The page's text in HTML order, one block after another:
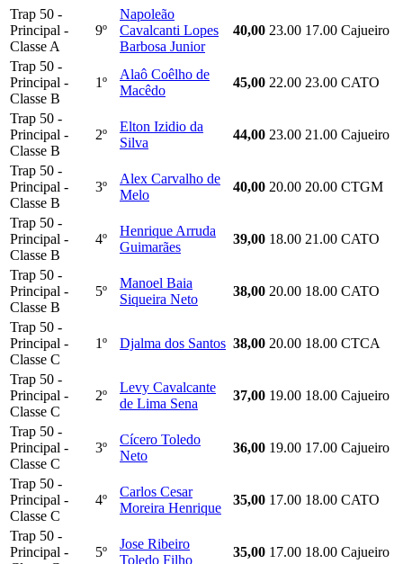
Trap 50 -
Principal -
Classe A
9º
Napoleão
Cavalcanti Lopes
Barbosa Junior
40,00 23.00 17.00 Cajueiro
Trap 50 -
Principal -
Classe B
1º
Alaô Coêlho de
Macêdo
45,00 22.00 23.00 CATO
Trap 50 -
Principal -
Classe B
2º
Elton Izidio da
Silva
44,00 23.00 21.00 Cajueiro
Trap 50 -
Principal -
Classe B
3º
Alex Carvalho de
Melo
40,00 20.00 20.00 CTGM
Trap 50 -
Principal -
Classe B
4º
Henrique Arruda
Guimarães
39,00 18.00 21.00 CATO
Trap 50 -
Principal -
Classe B
5º
Manoel Baia
Siqueira Neto
38,00 20.00 18.00 CATO
Trap 50 -
Principal -
Classe C
1º Djalma dos Santos 38,00 20.00 18.00 CTCA
Trap 50 -
Principal -
Classe C
2º
Levy Cavalcante
de Lima Sena
37,00 19.00 18.00 Cajueiro
Trap 50 -
Principal -
Classe C
3º
Cícero Toledo
Neto
36,00 19.00 17.00 Cajueiro
Trap 50 -
Principal -
Classe C
4º
Carlos Cesar
Moreira Henrique
35,00 17.00 18.00 CATO
Trap 50 -
Principal -
5º
Jose Ribeiro
Toledo Filho
35,00 17.00 18.00 Cajueiro